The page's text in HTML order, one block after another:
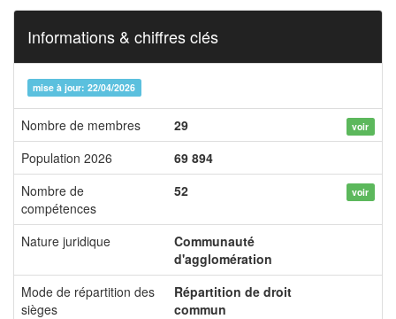
Informations & chiffres clés
mise à jour: 22/04/2026
Nombre de membres 29 voir
Population 2026
69 894
Nombre de
compétences
52 voir
Nature juridique
Communauté
d'agglomération
Mode de répartition des
sièges
Répartition de droit
commun